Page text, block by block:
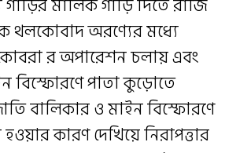
থলকোবাদ অরণ্যের মধ্যে
র অপারেশন চলায় এবং
বিস্ফোরণে পাতা কুড়োতে
বালিকার ও মাইন বিস্ফোরণে
কারণ দেখিয়ে নিরাপত্তার